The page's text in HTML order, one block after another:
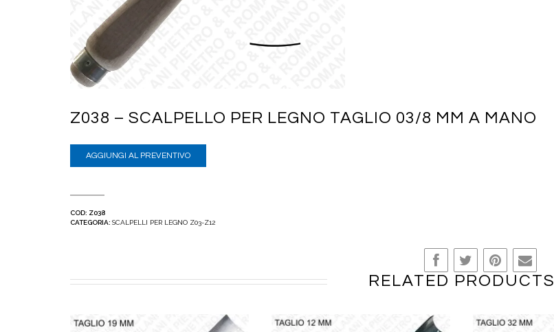
Z038 – SCALPELLO PER LEGNO TAGLIO 03/8 MM A MANO
AGGIUNGI AL PREVENTIVO
COD: Z038
CATEGORIA: SCALPELLI PER LEGNO Z03-Z12
RELATED PRODUCTS